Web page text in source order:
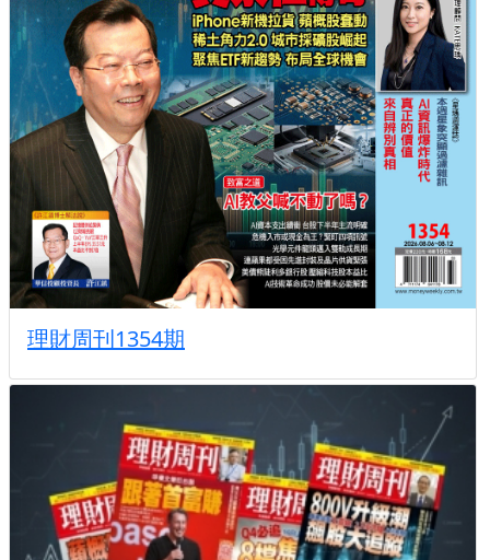
理財周刊1354期